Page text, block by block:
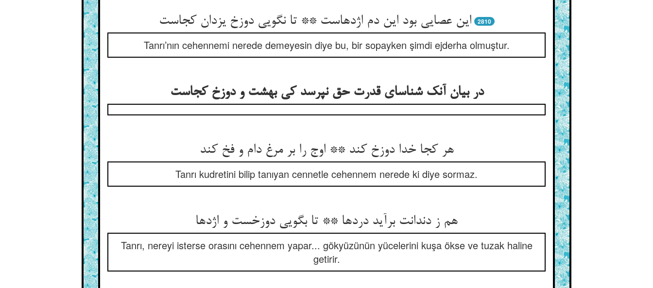
این عصایی بود این دم اژدهاست ** تا نگویی دوزخ یزدان کجاست 2810
Tanrı’nın cehennemi nerede demeyesin diye bu, bir sopayken şimdi ejderha olmuştur.
در بیان آنک شناسای قدرت حق نپرسد کی بهشت و دوزخ کجاست
هر کجا خدا دوزخ کند ** اوج را بر مرغ دام و فخ کند
Tanrı kudretini bilip tanıyan cennetle cehennem nerede ki diye sormaz.
هم ز دندانت برآید دردها ** تا بگویی دوزخست و اژدها
Tanrı, nereyi isterse orasını cehennem yapar... gökyüzünün yücelerini kuşa ökse ve tuzak haline
getirir.